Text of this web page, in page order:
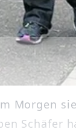
Morgen
Schäfer